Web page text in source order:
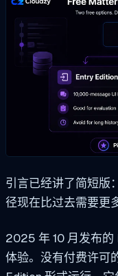
引言已经讲了简短版
径现在比过去需要更
2025 年 10 月发布的
体验。没有付费许可